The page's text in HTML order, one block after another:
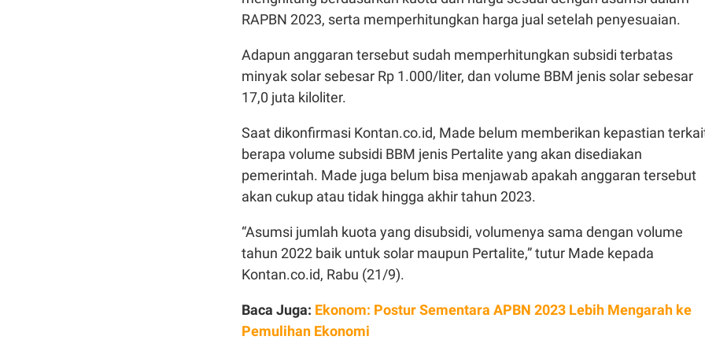
RAPBN 2023, serta memperhitungkan harga jual setelah penyesuaian.
Adapun anggaran tersebut sudah memperhitungkan subsidi terbatas
minyak solar sebesar Rp 1.000/liter, dan volume BBM jenis solar sebesar
17,0 juta kiloliter.
Saat dikonfirmasi Kontan.co.id, Made belum memberikan kepastian
berapa volume subsidi BBM jenis Pertalite yang akan disediakan
pemerintah. Made juga belum bisa menjawab apakah anggaran tersebut
akan cukup atau tidak hingga akhir tahun 2023.
“Asumsi jumlah kuota yang disubsidi, volumenya sama dengan volume
tahun 2022 baik untuk solar maupun Pertalite,” tutur Made kepada
Kontan.co.id, Rabu (21/9).
Baca Juga: Ekonom: Postur Sementara APBN 2023 Lebih Mengarah ke
Pemulihan Ekonomi